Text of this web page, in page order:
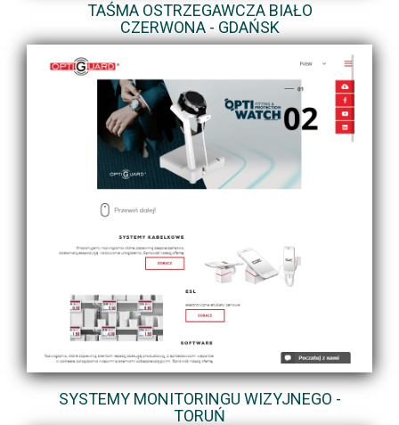
TAŚMA OSTRZEGAWCZA BIAŁO
CZERWONA - GDAŃSK
SYSTEMY MONITORINGU WIZYJNEGO -
TORUŃ